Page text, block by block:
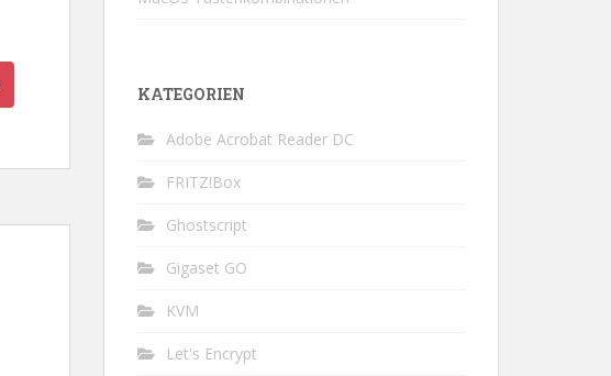
KATEGORIEN
Adobe Acrobat Reader DC
FRITZ!Box
Ghostscript
Gigaset GO
KVM
Let's Encrypt